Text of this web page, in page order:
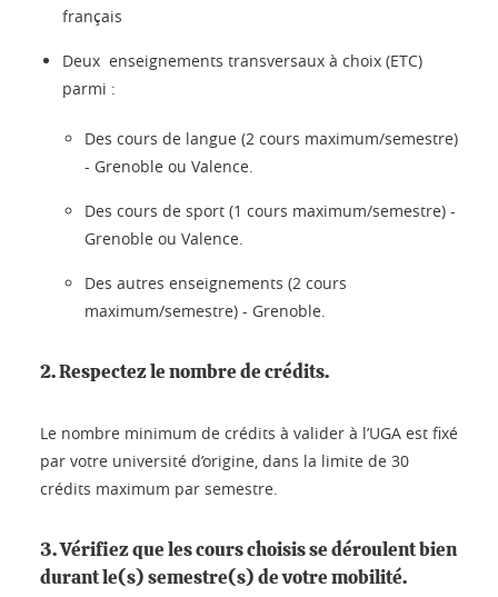
français
Deux enseignements transversaux à choix (ETC)
parmi :
Des cours de langue (2 cours maximum/semestre)
- Grenoble ou Valence.
Des cours de sport (1 cours maximum/semestre) -
Grenoble ou Valence.
Des autres enseignements (2 cours
maximum/semestre) - Grenoble.
2. Respectez le nombre de crédits.
Le nombre minimum de crédits à valider à l’UGA est fixé
par votre université d’origine, dans la limite de 30
crédits maximum par semestre.
3. Vérifiez que les cours choisis se déroulent bien
durant le(s) semestre(s) de votre mobilité.